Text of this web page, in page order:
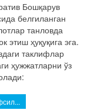
Бошқарув
белгиланган
танловда
этиш ҳуқуқига эга.
таклифлар
ҳужжатларни ўз